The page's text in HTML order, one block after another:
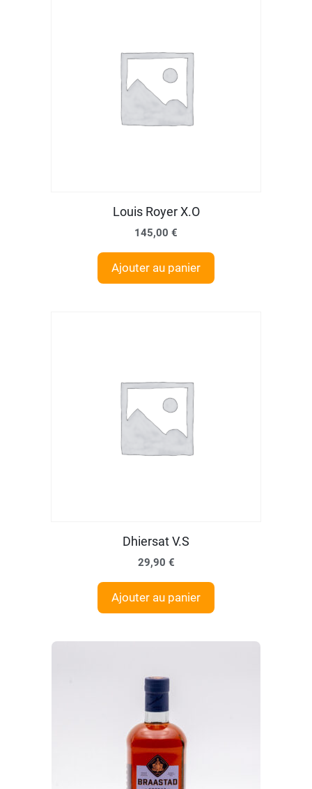
Louis Royer X.O
145,00 €
Ajouter au panier
Dhiersat V.S
29,90 €
Ajouter au panier